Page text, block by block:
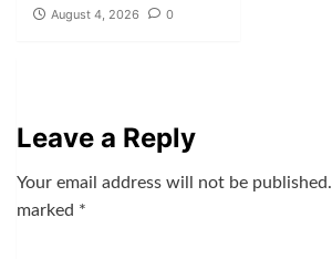
August 4, 2026 0
Leave a Reply
Your email address will not be published.
marked *